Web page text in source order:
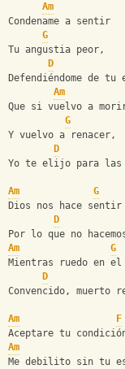
Am
Condename a sentir
G
Tu angustia peor,
D
Defendiéndome de tu
Am
Que si vuelvo a
G
Y vuelvo a renacer,
D
Yo te elijo para las
Am
G
Dios nos hace sentir
D
Por lo que no
Am
G
Mientras ruedo en
D
Convencido, muerto
Am
F
Aceptare tu
Am
Me debilito sin tu